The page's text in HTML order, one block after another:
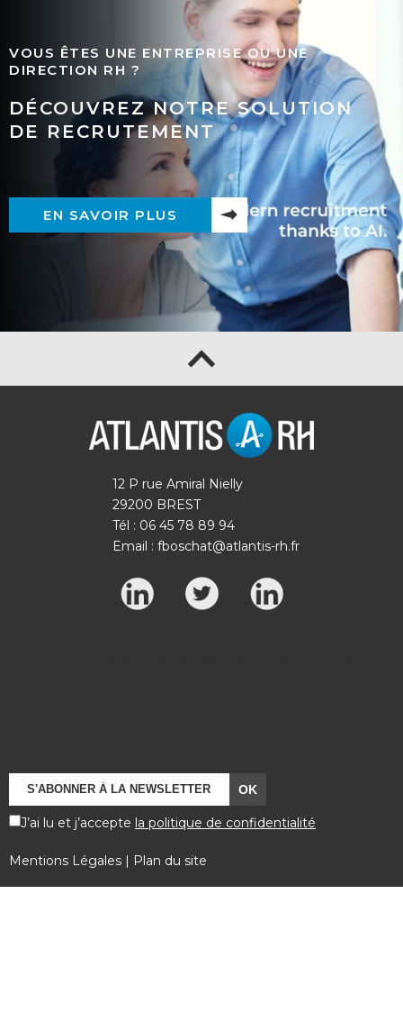
VOUS ÊTES UNE ENTREPRISE OU UNE
DIRECTION RH ?
DÉCOUVREZ NOTRE SOLUTION
DE RECRUTEMENT
EN SAVOIR PLUS
12 P rue Amiral Nielly
29200 BREST
Tél : 06 45 78 89 94
Email : fboschat@atlantis-rh.fr
J’ai lu et j’accepte la politique de confidentialité
Mentions Légales Plan du site